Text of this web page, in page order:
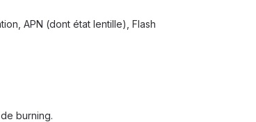
APN (dont état lentille), Flash
burning.